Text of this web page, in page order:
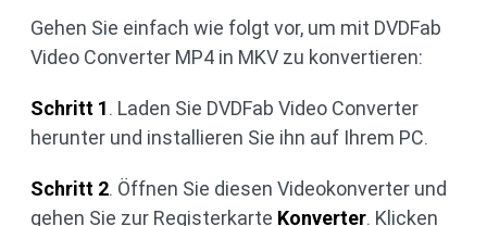
Gehen Sie einfach wie folgt vor, um mit DVDFab
Video Converter MP4 in MKV zu konvertieren:
Schritt 1. Laden Sie DVDFab Video Converter
herunter und installieren Sie ihn auf Ihrem PC.
Schritt 2. Öffnen Sie diesen Videokonverter und
gehen Sie zur Registerkarte Konverter. Klicken